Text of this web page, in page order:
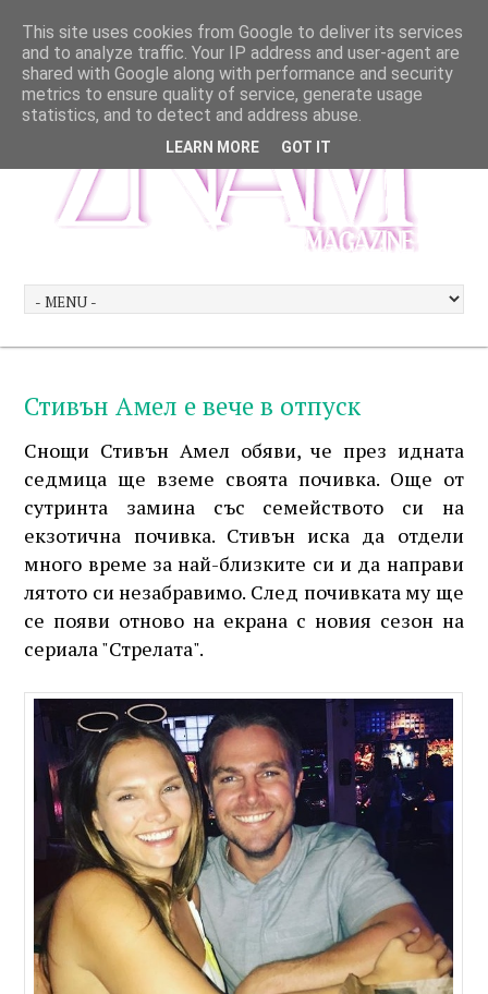
Стивън Амел е вече в отпуск
Снощи Стивън Амел обяви, че през идната
седмица ще вземе своята почивка. Още от
сутринта замина със семейството си на
екзотична почивка. Стивън иска да отдели
много време за най-близките си и да направи
лятото си незабравимо. След почивката му ще
се появи отново на екрана с новия сезон на
сериала "Стрелата".
This site uses cookies from Google to deliver its services
and to analyze traffic. Your IP address and user-agent are
shared with Google along with performance and security
metrics to ensure quality of service, generate usage
statistics, and to detect and address abuse.
LEARN MORE GOT IT